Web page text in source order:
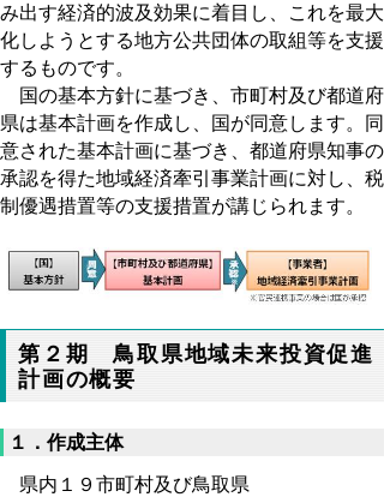
み出す経済的波及効果に着目し、これを最大
化しようとする地方公共団体の取組等を支援
するものです。
国の基本方針に基づき、市町村及び都道府
県は基本計画を作成し、国が同意します。同
意された基本計画に基づき、都道府県知事の
承認を得た地域経済牽引事業計画に対し、税
制優遇措置等の支援措置が講じられます。
第２期 鳥取県地域未来投資促進
計画の概要
１．作成主体
県内１９市町村及び鳥取県